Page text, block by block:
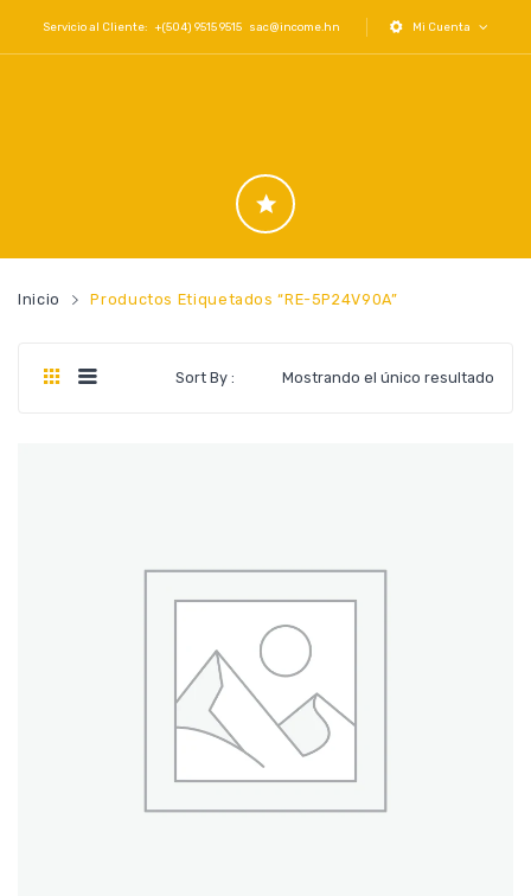
Servicio al Cliente: +(504) 9515 9515 sac@income.hn Mi Cuenta
Inicio Productos Etiquetados “RE-5P24V90A”
Mostrando el único resultado
Sort By :